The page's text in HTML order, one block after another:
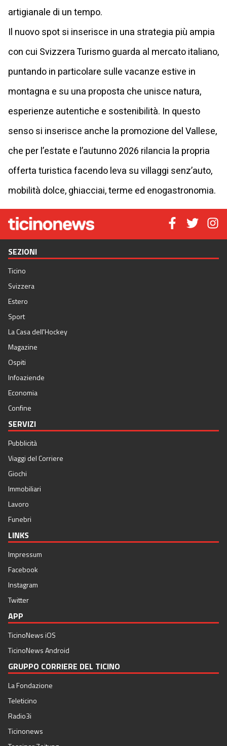
artigianale di un tempo.
Il nuovo spot si inserisce in una strategia più ampia
con cui Svizzera Turismo guarda al mercato italiano,
puntando in particolare sulle vacanze estive in
montagna e su una proposta che unisce natura,
esperienze autentiche e sostenibilità. In questo
senso si inserisce anche la promozione del Vallese,
che per l’estate e l’autunno 2026 rilancia la propria
offerta turistica facendo leva su villaggi senz’auto,
mobilità dolce, ghiacciai, terme ed enogastronomia.
SEZIONI
Ticino
Svizzera
Estero
Sport
La Casa dell'Hockey
Magazine
Ospiti
Infoaziende
Economia
Confine
SERVIZI
Pubblicità
Viaggi del Corriere
Giochi
Immobiliari
Lavoro
Funebri
LINKS
Impressum
Facebook
Instagram
Twitter
APP
TicinoNews iOS
TicinoNews Android
GRUPPO CORRIERE DEL TICINO
La Fondazione
Teleticino
Radio3i
Ticinonews